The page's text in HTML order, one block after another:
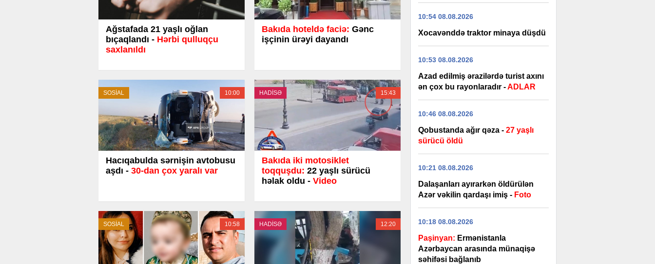
Ağstafada 21 yaşlı oğlan
bıçaqlandı - Hərbi qulluqçu
saxlanıldı
Bakıda hoteldə faciə: Gənc
işçinin ürəyi dayandı
SOSİAL 10:00
Hacıqabulda sərnişin avtobusu
aşdı - 30-dan çox yaralı var
HADİSƏ 15:43
Bakıda iki motosiklet
toqquşdu: 22 yaşlı sürücü
həlak oldu - Video
SOSİAL 10:58 HADİSƏ 12:20
10:54 08.08.2026
Xocavənddə traktor minaya düşdü
10:53 08.08.2026
Azad edilmiş ərazilərdə turist axını
ən çox bu rayonlaradır -ADLAR
10:46 08.08.2026
Qobustanda ağır qəza - 27 yaşlı
sürücü öldü
10:21 08.08.2026
Dalaşanları ayırarkən öldürülən
Azər vəkilin qardaşı imiş - Foto
10:18 08.08.2026
Paşinyan: Ermənistanla
Azərbaycan arasında münaqişə
səhifəsi bağlanıb